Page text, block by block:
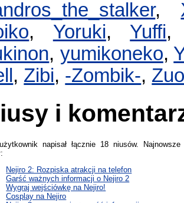
,
, Yoruki, Yuffi
, yumikoneko,
, Zibi, -Zombik-,
i
napisał łącznie 18 niusów. Najnowsze
Nejiro 2: Rozpiska atrakcji na telefon
Garść ważnych informacji o Nejiro 2
Wygraj wejściówkę na Nejiro!
Cosplay na Nejiro